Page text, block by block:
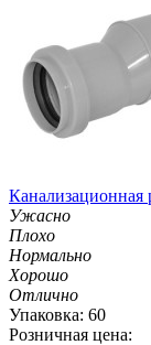
Ужасно
Плохо
Нормально
Хорошо
Отлично
Упаковка: 60
Розничная цена: